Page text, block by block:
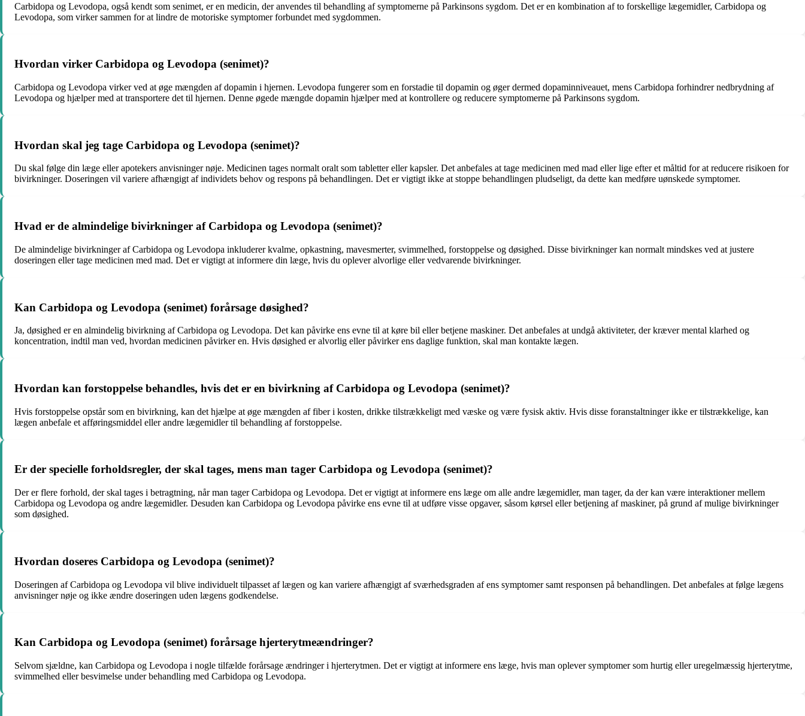
Carbidopa og Levodopa, også kendt som senimet, er en medicin, der anvendes til behandling af symptomerne på Parkinsons sygdom. Det er en kombination af to forskellige lægemidler, Carbidopa og
Levodopa, som virker sammen for at lindre de motoriske symptomer forbundet med sygdommen.
Hvordan virker Carbidopa og Levodopa (senimet)?
Carbidopa og Levodopa virker ved at øge mængden af dopamin i hjernen. Levodopa fungerer som en forstadie til dopamin og øger dermed dopaminniveauet, mens Carbidopa forhindrer nedbrydning af
Levodopa og hjælper med at transportere det til hjernen. Denne øgede mængde dopamin hjælper med at kontrollere og reducere symptomerne på Parkinsons sygdom.
Hvordan skal jeg tage Carbidopa og Levodopa (senimet)?
Du skal følge din læge eller apotekers anvisninger nøje. Medicinen tages normalt oralt som tabletter eller kapsler. Det anbefales at tage medicinen med mad eller lige efter et måltid for at reducere risikoen for
bivirkninger. Doseringen vil variere afhængigt af individets behov og respons på behandlingen. Det er vigtigt ikke at stoppe behandlingen pludseligt, da dette kan medføre uønskede symptomer.
Hvad er de almindelige bivirkninger af Carbidopa og Levodopa (senimet)?
De almindelige bivirkninger af Carbidopa og Levodopa inkluderer kvalme, opkastning, mavesmerter, svimmelhed, forstoppelse og døsighed. Disse bivirkninger kan normalt mindskes ved at justere
doseringen eller tage medicinen med mad. Det er vigtigt at informere din læge, hvis du oplever alvorlige eller vedvarende bivirkninger.
Kan Carbidopa og Levodopa (senimet) forårsage døsighed?
Ja, døsighed er en almindelig bivirkning af Carbidopa og Levodopa. Det kan påvirke ens evne til at køre bil eller betjene maskiner. Det anbefales at undgå aktiviteter, der kræver mental klarhed og
koncentration, indtil man ved, hvordan medicinen påvirker en. Hvis døsighed er alvorlig eller påvirker ens daglige funktion, skal man kontakte lægen.
Hvordan kan forstoppelse behandles, hvis det er en bivirkning af Carbidopa og Levodopa (senimet)?
Hvis forstoppelse opstår som en bivirkning, kan det hjælpe at øge mængden af fiber i kosten, drikke tilstrækkeligt med væske og være fysisk aktiv. Hvis disse foranstaltninger ikke er tilstrækkelige, kan
lægen anbefale et afføringsmiddel eller andre lægemidler til behandling af forstoppelse.
Er der specielle forholdsregler, der skal tages, mens man tager Carbidopa og Levodopa (senimet)?
Der er flere forhold, der skal tages i betragtning, når man tager Carbidopa og Levodopa. Det er vigtigt at informere ens læge om alle andre lægemidler, man tager, da der kan være interaktioner mellem
Carbidopa og Levodopa og andre lægemidler. Desuden kan Carbidopa og Levodopa påvirke ens evne til at udføre visse opgaver, såsom kørsel eller betjening af maskiner, på grund af mulige bivirkninger
som døsighed.
Hvordan doseres Carbidopa og Levodopa (senimet)?
Doseringen af Carbidopa og Levodopa vil blive individuelt tilpasset af lægen og kan variere afhængigt af sværhedsgraden af ens symptomer samt responsen på behandlingen. Det anbefales at følge lægens
anvisninger nøje og ikke ændre doseringen uden lægens godkendelse.
Kan Carbidopa og Levodopa (senimet) forårsage hjerterytmeændringer?
Selvom sjældne, kan Carbidopa og Levodopa i nogle tilfælde forårsage ændringer i hjerterytmen. Det er vigtigt at informere ens læge, hvis man oplever symptomer som hurtig eller uregelmæssig hjerterytme,
svimmelhed eller besvimelse under behandling med Carbidopa og Levodopa.